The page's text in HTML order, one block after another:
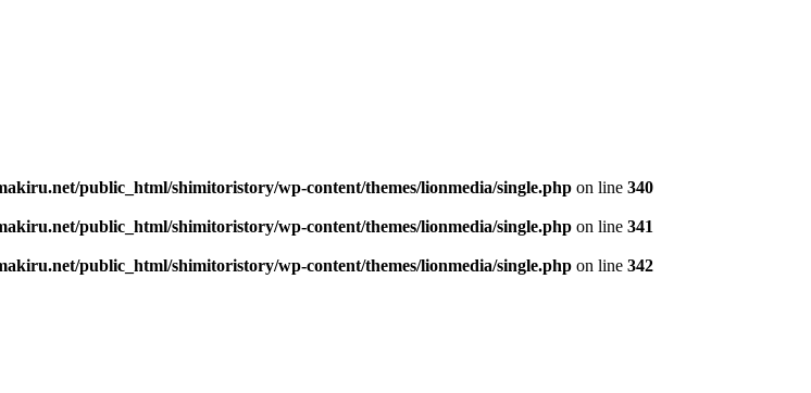
public_html/shimitoristory/wp-content/themes/lionmedia/single.php on line 340
public_html/shimitoristory/wp-content/themes/lionmedia/single.php on line 341
public_html/shimitoristory/wp-content/themes/lionmedia/single.php on line 342